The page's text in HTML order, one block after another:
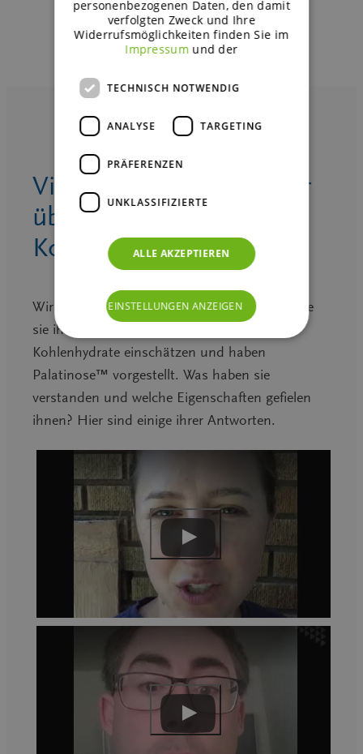
Videos: Was Verbraucher
über langsame
Kohlenhydrate denken
Wir haben Verbraucher in Amerika gefragt, wie
sie ihr Wissen über langsame und schnelle
Kohlenhydrate einschätzen und haben
Palatinose™ vorgestellt. Was haben sie
verstanden und welche Eigenschaften gefielen
ihnen? Hier sind einige ihrer Antworten.
personenbezogenen Daten, den damit
verfolgten Zweck und Ihre
Widerrufsmöglichkeiten finden Sie im
Impressum und der
TECHNISCH NOTWENDIG
ANALYSE TARGETING
PRÄFERENZEN
UNKLASSIFIZIERTE
ALLE AKZEPTIEREN
EINSTELLUNGEN ANZEIGEN